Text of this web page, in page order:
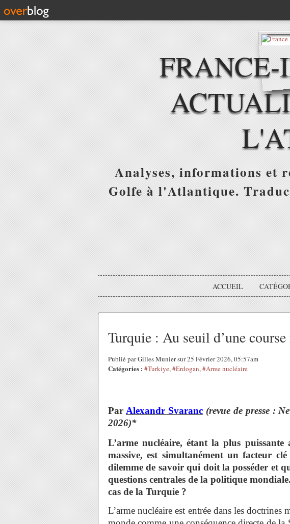
Analyses, informations et
Golfe à l'Atlantique.
ACCUEIL
Turquie : Au seuil d’une
Publié par Gilles Munier sur 25 Février 2026, 05:57am
Catégories : #Turkiye,#Erdogan,#Arme nucléaire
Par Alexandr Svaranc (revue de presse :
2026)*
L’arme nucléaire, étant la plus puissante
massive, est simultanément un facteur
dilemme de savoir qui doit la posséder et
questions centrales de la politique
cas de la Turquie ?
L’arme nucléaire est entrée dans les